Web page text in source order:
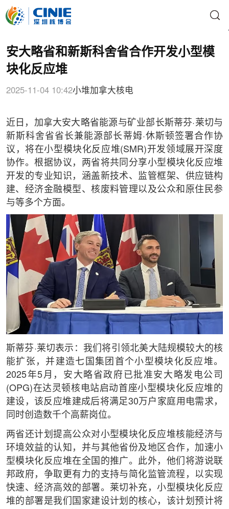
安大略省和新斯科舍省合作开发小型模
块化反应堆
2025-11-04 10:42小堆加拿大核电
近日，加拿大安大略省能源与矿业部长斯蒂芬·莱切与
新斯科舍省省长兼能源部长蒂姆·休斯顿签署合作协
议，将在小型模块化反应堆(SMR)开发领域展开深度
协作。根据协议，两省将共同分享小型模块化反应堆
开发的专业知识，涵盖新技术、监管框架、供应链构
建、经济金融模型、核废料管理以及公众和原住民参
与等多个方面。
斯蒂芬·莱切表示：我们将引领北美大陆规模较大的核
能扩张，并建造七国集团首个小型模块化反应堆。
2025年5月，安大略省政府已批准安大略发电公司
(OPG)在达灵顿核电站启动首座小型模块化反应堆的
建设，该反应堆建成后将满足30万户家庭用电需求，
同时创造数千个高薪岗位。
两省还计划提高公众对小型模块化反应堆核能经济与
环境效益的认知，并与其他省份及地区合作，加速小
型模块化反应堆在全国的推广。此外，他们将游说联
邦政府，争取更有力的支持与简化监管流程，以实现
快速、经济高效的部署。莱切补充，小型模块化反应
堆的部署是我们国家建设计划的核心，该计划预计将